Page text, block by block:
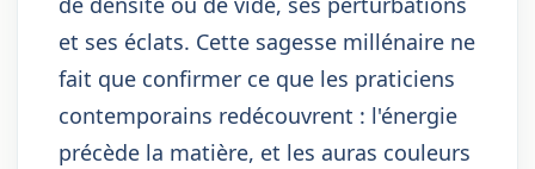
et ses éclats. Cette sagesse millénaire ne
fait que confirmer ce que les praticiens
contemporains redécouvrent : l'énergie
précède la matière, et les auras couleurs